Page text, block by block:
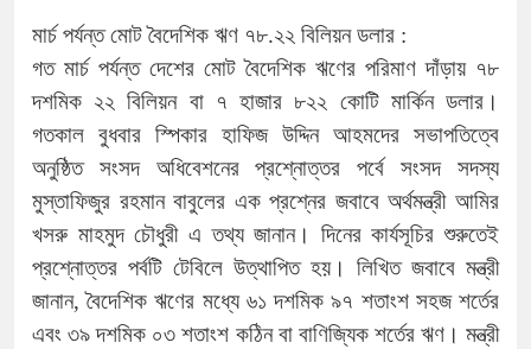
মার্চ পর্যন্ত মোট বৈদেশিক ঋণ ৭৮.২২ বিলিয়ন ডলার :
গত মার্চ পর্যন্ত দেশের মোট বৈদেশিক ঋণের পরিমাণ দাঁড়ায় ৭৮
দশমিক ২২ বিলিয়ন বা ৭ হাজার ৮২২ কোটি মার্কিন ডলার।
গতকাল বুধবার স্পিকার হাফিজ উদ্দিন আহমদের সভাপতিত্বে
অনুষ্ঠিত সংসদ অধিবেশনের প্রশ্নোত্তর পর্বে সংসদ সদস্য
মুস্তাফিজুর রহমান বাবুলের এক প্রশ্নের জবাবে অর্থমন্ত্রী আমির
খসরু মাহমুদ চৌধুরী এ তথ্য জানান। দিনের কার্যসূচির শুরুতেই
প্রশ্নোত্তর পর্বটি টেবিলে উত্থাপিত হয়। লিখিত জবাবে মন্ত্রী
জানান, বৈদেশিক ঋণের মধ্যে ৬১ দশমিক ৯৭ শতাংশ সহজ শর্তের
এবং ৩৯ দশমিক ০৩ শতাংশ কঠিন বা বাণিজ্যিক শর্তের ঋণ। মন্ত্রী